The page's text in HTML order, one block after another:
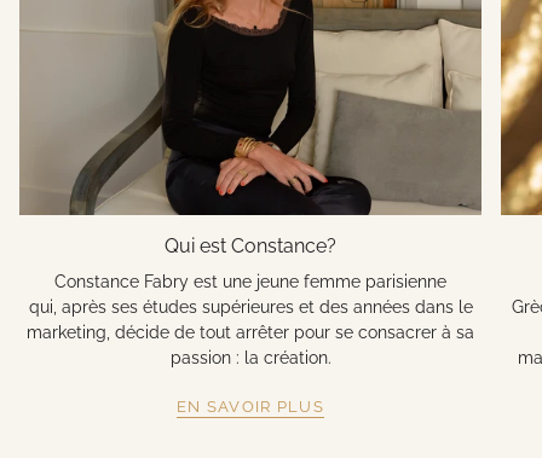
Qui est Constance?
Constance Fabry est une jeune femme parisienne
qui, après ses études supérieures et des années dans le
marketing, décide de tout arrêter pour se consacrer à sa
passion : la création.
EN SAVOIR PLUS